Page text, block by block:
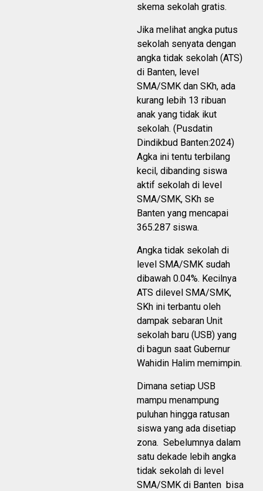
skema sekolah gratis.
Jika melihat angka putus
sekolah senyata dengan
angka tidak sekolah (ATS)
di Banten, level
SMA/SMK dan SKh, ada
kurang lebih 13 ribuan
anak yang tidak ikut
sekolah. (Pusdatin
Dindikbud Banten:2024)
Agka ini tentu terbilang
kecil, dibanding siswa
aktif sekolah di level
SMA/SMK, SKh se
Banten yang mencapai
365.287 siswa.
Angka tidak sekolah di
level SMA/SMK sudah
dibawah 0.04%. Kecilnya
ATS dilevel SMA/SMK,
SKh ini terbantu oleh
dampak sebaran Unit
sekolah baru (USB) yang
di bagun saat Gubernur
Wahidin Halim memimpin.
Dimana setiap USB
mampu menampung
puluhan hingga ratusan
siswa yang ada disetiap
zona. Sebelumnya dalam
satu dekade lebih angka
tidak sekolah di level
SMA/SMK di Banten bisa